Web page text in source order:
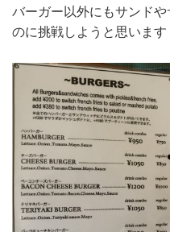
バーガー以外にもサンド
のに挑戦しようと思います